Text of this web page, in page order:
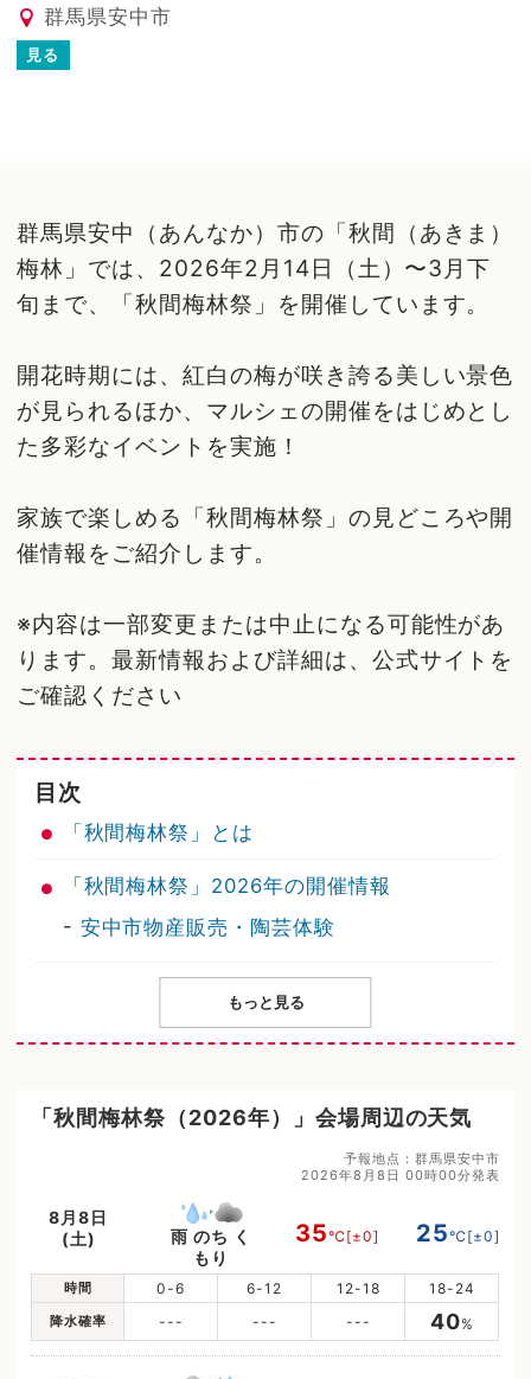
群馬県安中市
見る
群馬県安中（あんなか）市の「秋間（あきま）
梅林」では、2026年2月14日（土）〜3月下
旬まで、「秋間梅林祭」を開催しています。
開花時期には、紅白の梅が咲き誇る美しい景色
が見られるほか、マルシェの開催をはじめとし
た多彩なイベントを実施！
家族で楽しめる「秋間梅林祭」の見どころや開
催情報をご紹介します。
※内容は一部変更または中止になる可能性があ
ります。最新情報および詳細は、公式サイトを
ご確認ください
目次
「秋間梅林祭」とは
「秋間梅林祭」2026年の開催情報
- 安中市物産販売・陶芸体験
もっと見る
「秋間梅林祭（2026年）」会場周辺の天気
予報地点：群馬県安中市
2026年8月8日 00時00分発表
8月8日
(土)
雨 のち く
もり
35℃[±0] 25℃[±0]
時間 0-6 6-12 12-18 18-24
降水確率 --- --- --- 40%